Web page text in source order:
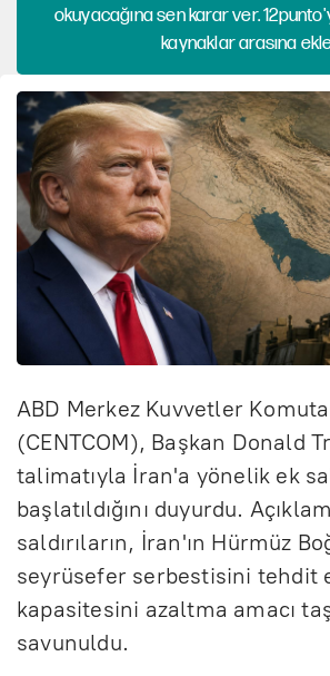
okuyacağına sen karar ver.
kaynaklar arasına
ABD Merkez Kuvvetler
(CENTCOM), Başkan Donald
talimatıyla İran'a yönelik ek
başlatıldığını duyurdu.
saldırıların, İran'ın Hürmüz
seyrüsefer serbestisini tehdit
kapasitesini azaltma amacı
savunuldu.